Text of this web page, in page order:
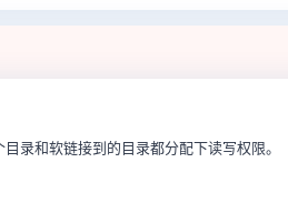
和软链接到的目录都分配下读写权限。